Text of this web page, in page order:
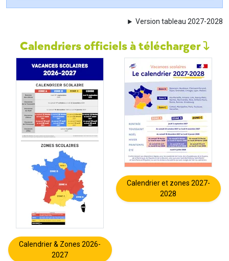
Version tableau 2027-2028
Calendriers officiels à télécharger
Calendrier & Zones 2026-
2027
Calendrier et zones 2027-
2028